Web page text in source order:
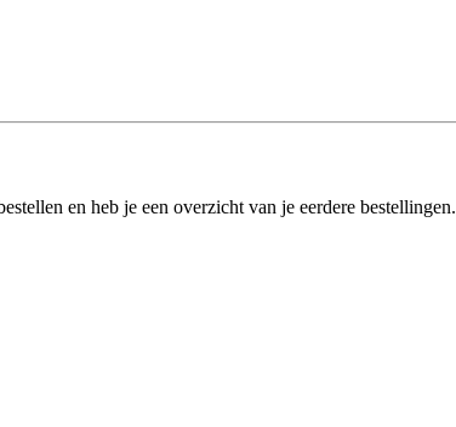
en heb je een overzicht van je eerdere bestellingen.